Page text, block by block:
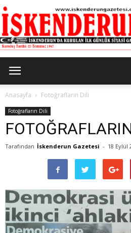
Anasayfa Fotoğrafların Dili
Fotoğrafların Dili
Tarafından İskenderun Gazetesi - 18 Eylül